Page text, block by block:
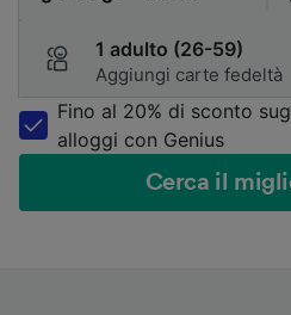
1 adulto (26-59)
Aggiungi carte fedeltà
Fino al 20% di sconto
alloggi con Genius
Cerca il